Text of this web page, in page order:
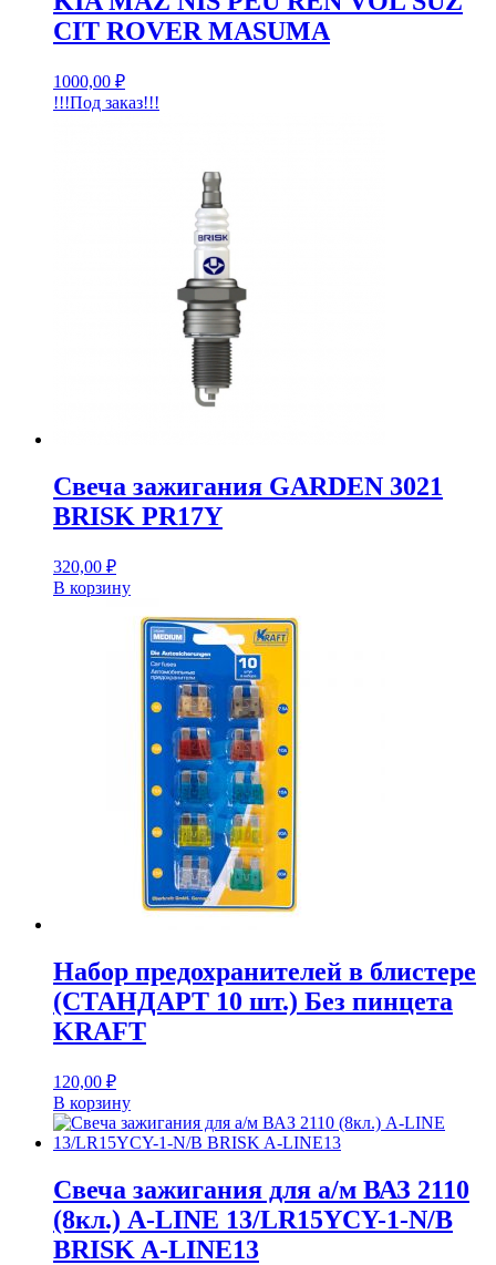
CIT ROVER MASUMA
1000,00 ₽
!!!Под заказ!!!
Свеча зажигания GARDEN 3021
BRISK PR17Y
320,00 ₽
В корзину
Набор предохранителей в блистере
(СТАНДАРТ 10 шт.) Без пинцета
KRAFT
120,00 ₽
В корзину
Свеча зажигания для а/м ВАЗ 2110
(8кл.) A-LINE 13/LR15YCY-1-N/B
BRISK A-LINE13